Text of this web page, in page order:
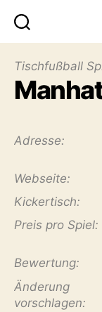
Tischfußball
Adresse:
Webseite:
Kicker­tisch:
Preis pro Spiel:
Bewertung:
Änderung
vorschlagen: